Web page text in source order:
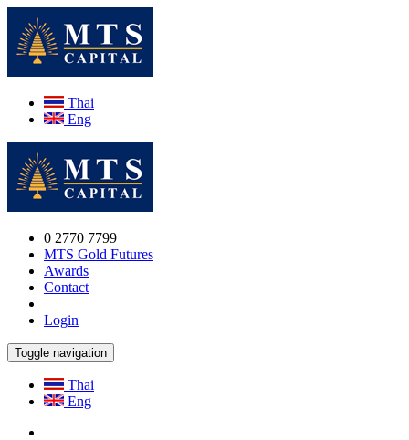
Thai
Eng
0 2770 7799
MTS Gold Futures
Awards
Contact
Login
Toggle navigation
Thai
Eng